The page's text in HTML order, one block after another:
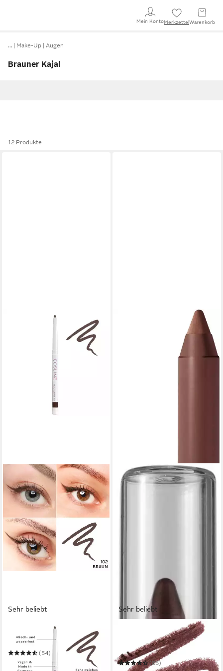
Mein KontoMerkzettel Warenkorb
… Make-Up Augen
Brauner Kajal
12 Produkte
Sehr beliebt
COSLINE COSMETICS
Kajal wasserfest
(54)
16,90 €
Sehr beliebt
MAYBELLINE NEW YORK
Kajal TATTOO LINER GEL
PENCIL
(85)